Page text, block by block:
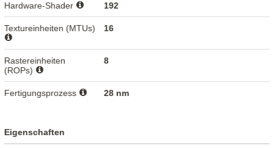
Hardware-Shader 192
Textureinheiten (MTUs) 16
Rastereinheiten
(ROPs)
8
Fertigungsprozess 28 nm
Eigenschaften